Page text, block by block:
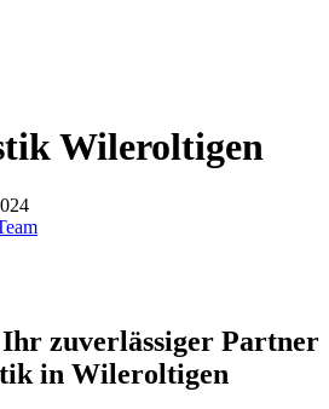
Wileroltigen
zuverlässiger Partner
in Wileroltigen